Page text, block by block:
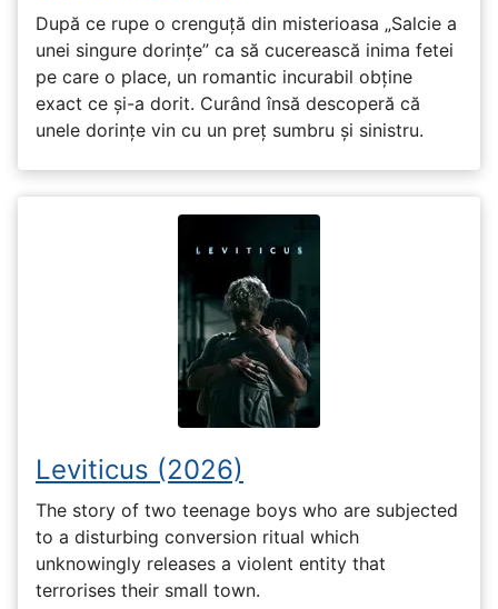
După ce rupe o crenguță din misterioasa „Salcie a
unei singure dorințe” ca să cucerească inima fetei
pe care o place, un romantic incurabil obține
exact ce și-a dorit. Curând însă descoperă că
unele dorințe vin cu un preț sumbru și sinistru.
Leviticus (2026)
The story of two teenage boys who are subjected
to a disturbing conversion ritual which
unknowingly releases a violent entity that
terrorises their small town.